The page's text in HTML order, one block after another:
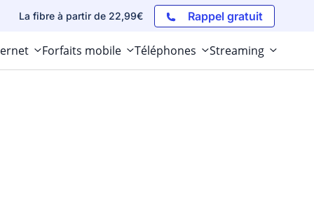
La fibre à partir de 22,99€ Rappel gratuit
Forfaits mobile Téléphones Streaming